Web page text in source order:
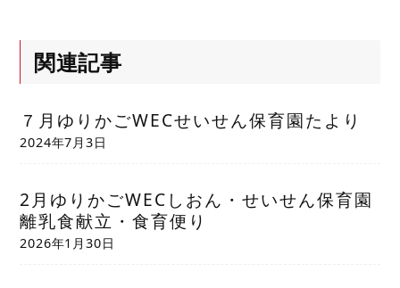
関連記事
７月ゆりかごWECせいせん保育園たより
2024年7月3日
2月ゆりかごWECしおん・せいせん保育園
離乳食献立・食育便り
2026年1月30日